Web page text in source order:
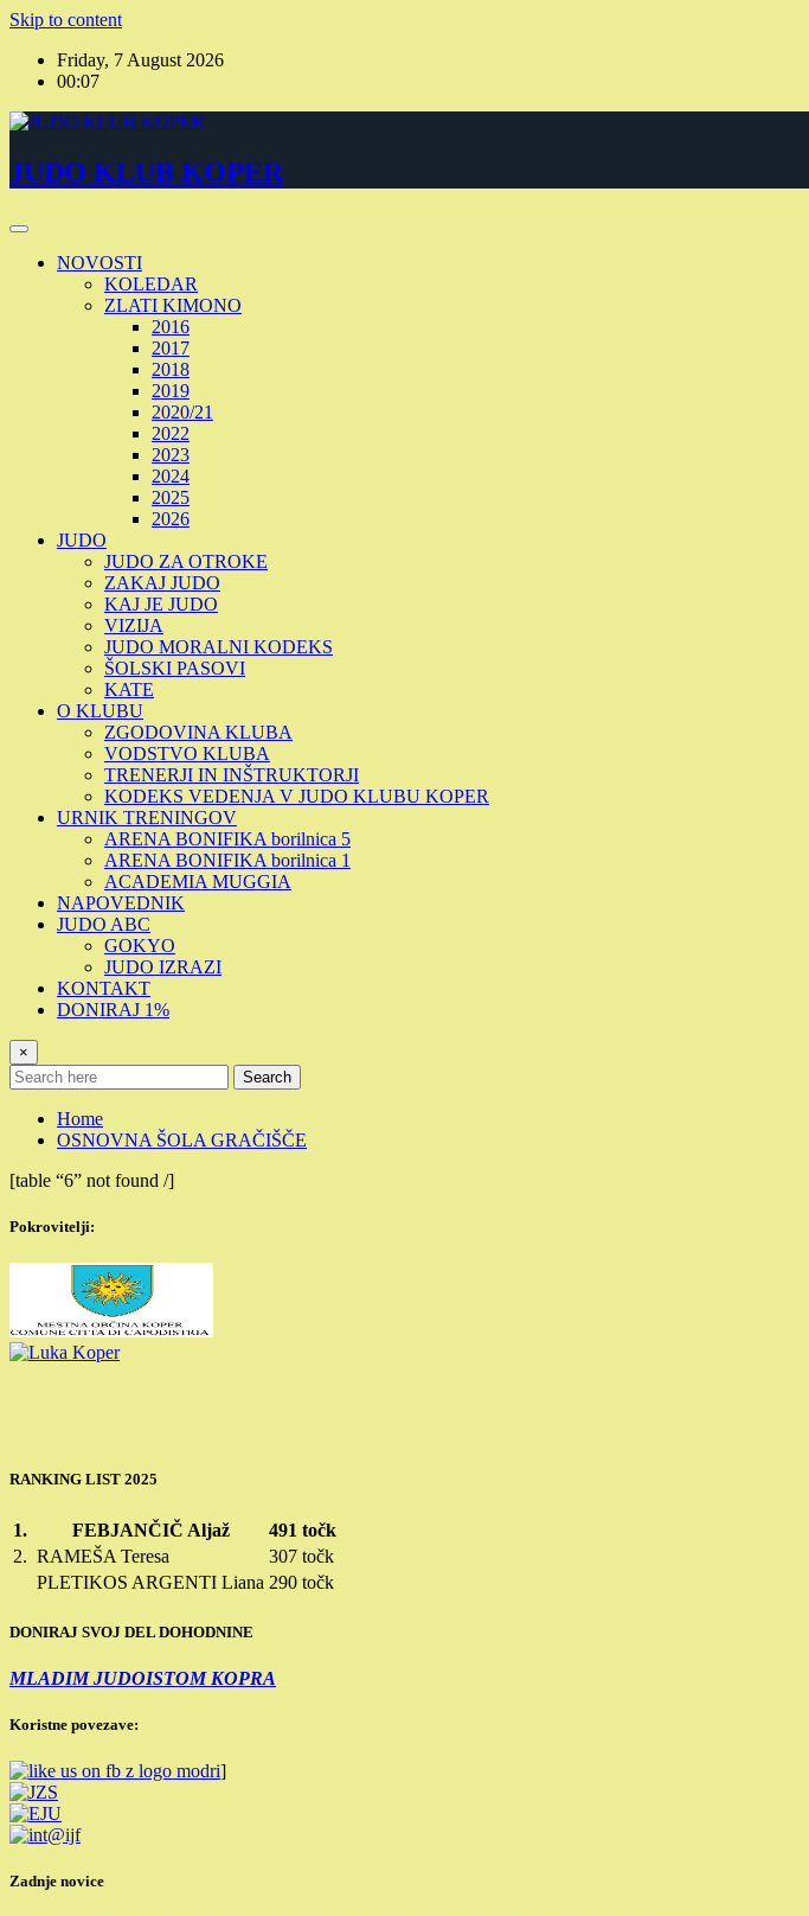
Skip to content
Friday, 7 August 2026
00:07
JUDO KLUB KOPER
NOVOSTI
KOLEDAR
ZLATI KIMONO
2016
2017
2018
2019
2020/21
2022
2023
2024
2025
2026
JUDO
JUDO ZA OTROKE
ZAKAJ JUDO
KAJ JE JUDO
VIZIJA
JUDO MORALNI KODEKS
ŠOLSKI PASOVI
KATE
O KLUBU
ZGODOVINA KLUBA
VODSTVO KLUBA
TRENERJI IN INŠTRUKTORJI
KODEKS VEDENJA V JUDO KLUBU KOPER
URNIK TRENINGOV
ARENA BONIFIKA borilnica 5
ARENA BONIFIKA borilnica 1
ACADEMIA MUGGIA
NAPOVEDNIK
JUDO ABC
GOKYO
JUDO IZRAZI
KONTAKT
DONIRAJ 1%
×
Search
Home
OSNOVNA ŠOLA GRAČIŠČE
[table “6” not found /]
Pokrovitelji:
RANKING LIST 2025
1. FEBJANČIČ Aljaž
491 točk
2. RAMEŠA Teresa
307 točk
PLETIKOS ARGENTI Liana 290 točk
DONIRAJ SVOJ DEL DOHODNINE
MLADIM JUDOISTOM KOPRA
Koristne povezave:
]
Zadnje novice